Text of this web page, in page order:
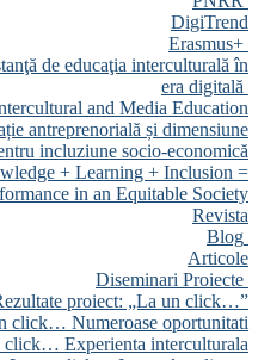
DigiTrend
Erasmus+
de educaţia interculturală în
era digitală
and Media Education
antreprenorială și dimensiune
incluziune socio-economică
+ Learning + Inclusion =
in an Equitable Society
Revista
Blog
Articole
Diseminari Proiecte
proiect: „La un click…”
click… Numeroase oportunitati
click… Experienta interculturala